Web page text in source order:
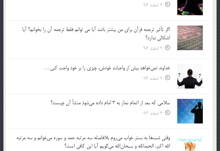
2 اسفند 96
اگر تأثير ترجمه قرآن براي من بيشتر باشد آيا مي توانم فقط ترجمه آن را بخوانم؟ آيا
اشكالي ندارد؟
2 اسفند 96
خداوند نمي‌خواهد بيش از واجبات خودش، چيزي را بر خود واجب كني…
2 اسفند 96
سلامي كه بعد از اتمام نماز به 3 امام داده مي‌شود منشأ آن چيست؟
2 اسفند 96
وقتي شب‌ها به بستر خواب مي‌روم بلافاصله سه مرتبه حمد و سوره مي‌خوانم و سه مرتبه
الله اكبر، الحمدالله و سبحان‌الله مي‌گويم آيا اين كافي است؟